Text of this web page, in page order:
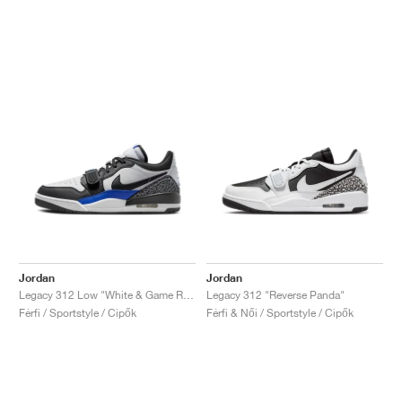
Jordan
Férfi / Sportstyle / Cipők
Jordan
Legacy 312 "Reverse Panda"
Férfi & Női / Sportstyle / Cipők